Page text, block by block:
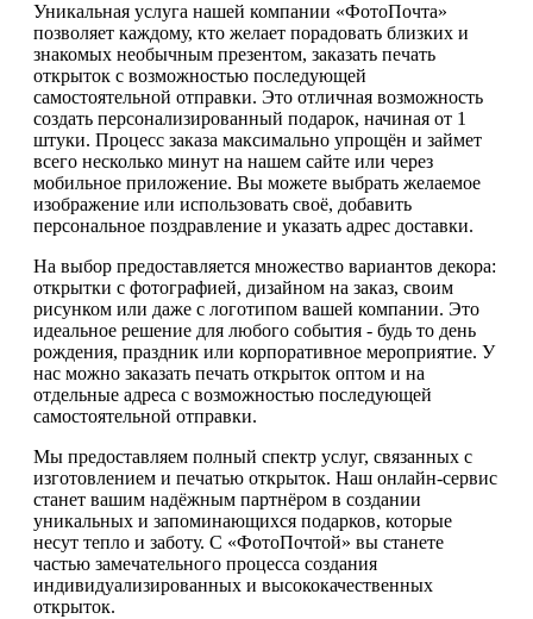
Уникальная услуга нашей компании «ФотоПочта»
позволяет каждому, кто желает порадовать близких и
знакомых необычным презентом, заказать печать
открыток с возможностью последующей
самостоятельной отправки. Это отличная возможность
создать персонализированный подарок, начиная от 1
штуки. Процесс заказа максимально упрощён и займет
всего несколько минут на нашем сайте или через
мобильное приложение. Вы можете выбрать желаемое
изображение или использовать своё, добавить
персональное поздравление и указать адрес доставки.
На выбор предоставляется множество вариантов декора:
открытки с фотографией, дизайном на заказ, своим
рисунком или даже с логотипом вашей компании. Это
идеальное решение для любого события - будь то день
рождения, праздник или корпоративное мероприятие. У
нас можно заказать печать открыток оптом и на
отдельные адреса с возможностью последующей
самостоятельной отправки.
Мы предоставляем полный спектр услуг, связанных с
изготовлением и печатью открыток. Наш онлайн-сервис
станет вашим надёжным партнёром в создании
уникальных и запоминающихся подарков, которые
несут тепло и заботу. С «ФотоПочтой» вы станете
частью замечательного процесса создания
индивидуализированных и высококачественных
открыток.